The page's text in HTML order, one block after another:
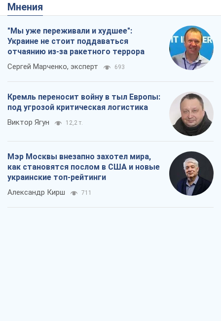
Мнения
"Мы уже переживали и худшее":
Украине не стоит поддаваться
отчаянию из-за ракетного террора
Сергей Марченко, эксперт 693
Кремль переносит войну в тыл Европы:
под угрозой критическая логистика
Виктор Ягун 12,2 т.
Мэр Москвы внезапно захотел мира,
как становятся послом в США и новые
украинские топ-рейтинги
Александр Кирш 711